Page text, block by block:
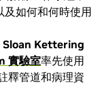
及如何和何時使用
Kettering
實驗室率先使用
釋管道和病理資